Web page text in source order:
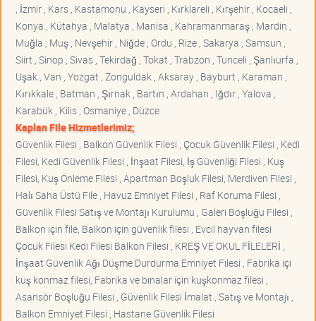
, İzmir , Kars , Kastamonu , Kayseri , Kırklareli , Kırşehir , Kocaeli ,
Konya , Kütahya , Malatya , Manisa , Kahramanmaraş , Mardin ,
Muğla , Muş , Nevşehir , Niğde , Ordu , Rize , Sakarya , Samsun ,
Siirt , Sinop , Sivas , Tekirdağ , Tokat , Trabzon , Tunceli , Şanlıurfa ,
Uşak , Van , Yozgat , Zonguldak , Aksaray , Bayburt , Karaman ,
Kırıkkale , Batman , Şırnak , Bartın , Ardahan , Iğdır , Yalova ,
Karabük , Kilis , Osmaniye , Düzce
Kaplan File Hizmetlerimiz;
Güvenlik Filesi , Balkon Güvenlik Filesi , Çocuk Güvenlik Filesi , Kedi
Filesi, Kedi Güvenlik Filesi , İnşaat Filesi, İş Güvenliği Filesi , Kuş
Filesi, Kuş Önleme Filesi , Apartman Boşluk Filesi, Merdiven Filesi ,
Halı Saha Üstü File , Havuz Emniyet Filesi , Raf Koruma Filesi ,
Güvenlik Filesi Satış ve Montajı Kurulumu , Galeri Boşluğu Filesi ,
Balkon için file, Balkon için güvenlik filesi , Evcil hayvan filesi
Çocuk Filesi Kedi Filesi Balkon Filesi , KREŞ VE OKUL FİLELERİ ,
İnşaat Güvenlik Ağı Düşme Durdurma Emniyet Filesi , Fabrika içi
kuş konmaz filesi, Fabrika ve binalar için kuşkonmaz filesi ,
Asansör Boşluğu Filesi , Güvenlik Filesi İmalat , Satış ve Montajı ,
Balkon Emniyet Filesi , Hastane Güvenlik Filesi